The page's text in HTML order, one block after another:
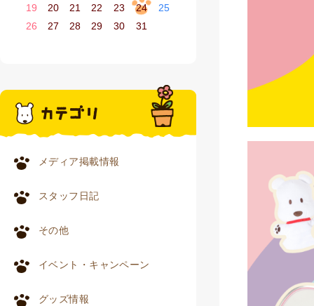
19
20 21 22 23 24
25
26
27 28 29 30 31
メディア掲載情報
スタッフ日記
その他
イベント・キャンペーン
グッズ情報